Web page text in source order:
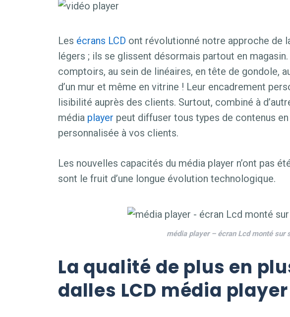
Les écrans LCD ont révolutionné notre approche de
légers ; ils se glissent désormais partout en
comptoirs, au sein de linéaires, en tête de gondole,
d’un mur et même en vitrine ! Leur encadrement
lisibilité auprès des clients. Surtout, combiné à
média player peut diffuser tous types de contenus
personnalisée à vos clients.
Les nouvelles capacités du média player n’ont pas
sont le fruit d’une longue évolution technologique.
média player – écran Lcd monté sur
La qualité de plus en
dalles LCD média player